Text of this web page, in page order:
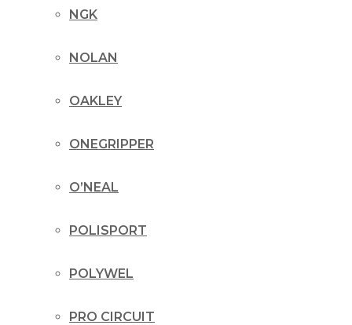
NGK
NOLAN
OAKLEY
ONEGRIPPER
O’NEAL
POLISPORT
POLYWEL
PRO CIRCUIT